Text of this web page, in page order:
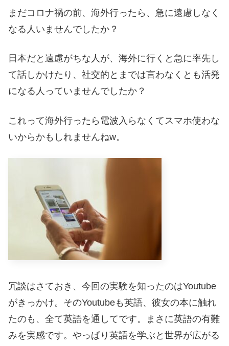
まだコロナ禍の前、海外行ったら、急に遠慮しなく
なる人いませんでしたか？
日本だと遠慮がちな人が、海外に行くと急に率先し
て話しかけたり、社交的とまでは言わなくとも活発
になる人っていませんでしたか？
これって海外行ったら電波入らなくてスマホ使わな
いからかもしれませんねw。
冗談はさておき、今回の実験を知ったのはYoutube
がきっかけ。そのYoutubeも英語、彼女の本に触れ
たのも、全て英語を通してです。まさに英語の有難
みを実感です。やっぱり英語を学ぶと世界が広がる